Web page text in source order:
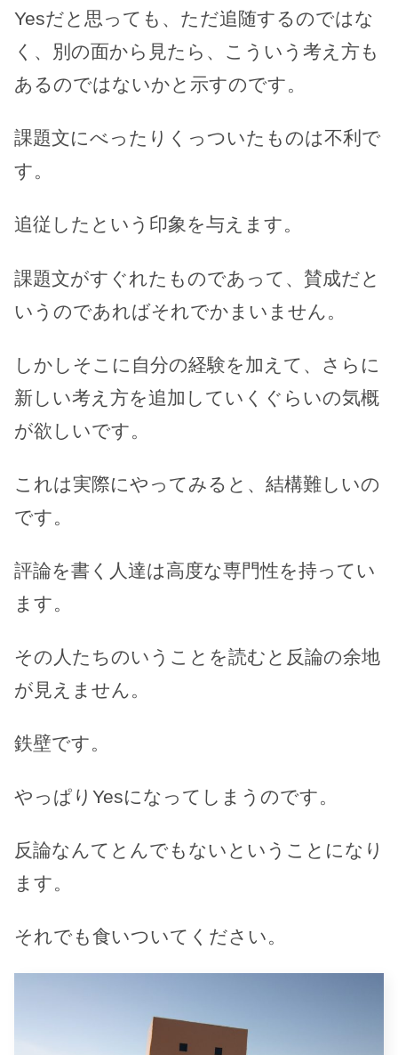
Yesだと思っても、ただ追随するのではな
く、別の面から見たら、こういう考え方も
あるのではないかと示すのです。
課題文にべったりくっついたものは不利で
す。
追従したという印象を与えます。
課題文がすぐれたものであって、賛成だと
いうのであればそれでかまいません。
しかしそこに自分の経験を加えて、さらに
新しい考え方を追加していくぐらいの気概
が欲しいです。
これは実際にやってみると、結構難しいの
です。
評論を書く人達は高度な専門性を持ってい
ます。
その人たちのいうことを読むと反論の余地
が見えません。
鉄壁です。
やっぱりYesになってしまうのです。
反論なんてとんでもないということになり
ます。
それでも食いついてください。